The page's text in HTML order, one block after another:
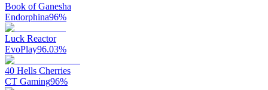
Book of Ganesha
Endorphina96%
Luck Reactor
EvoPlay96.03%
40 Hells Cherries
CT Gaming96%